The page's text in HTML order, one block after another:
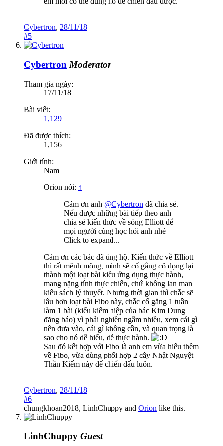
Cybertron, 28/11/18
#5
Cybertron Moderator
Tham gia ngày:
17/11/18
Bài viết:
1,129
Đã được thích:
1,156
Giới tính:
Nam
Orion nói: ↑
Cảm ơn anh @Cybertron đã chia sẻ.
Nếu được những bài tiếp theo anh
chia sẻ kiến thức về sóng Elliott để
mọi người cùng học hỏi anh nhé
Click to expand...
Cám ơn các bác đã ủng hộ. Kiến thức về Elliott
thì rất mênh mông, mình sẽ cố gắng cô đọng lại
thành một loạt bài kiểu ứng dụng thực hành,
mang nặng tính thực chiến, chứ không lan man
kiểu sách lý thuyết. Nhưng thời gian thì chắc sẽ
lâu hơn loạt bài Fibo này, chắc cố gắng 1 tuần
làm 1 bài (kiểu kiếm hiệp của bác Kim Dung
đăng báo) vì phải nghiền ngẫm nhiều, xem cái gì
nên đưa vào, cái gì không cần, và quan trọng là
sao cho nó dễ hiểu, dễ thực hành.
Sau đó kết hợp với Fibo là anh em vừa hiểu thêm
về Fibo, vừa dùng phối hợp 2 cây Nhật Nguyệt
Thần Kiếm này để chiến đấu luôn.
Cybertron, 28/11/18
#6
chungkhoan2018, LinhChuppy and Orion like this.
LinhChuppy Guest